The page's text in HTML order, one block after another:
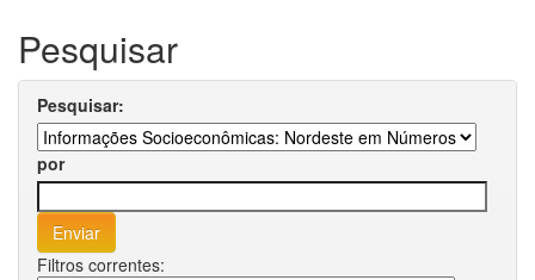
Pesquisar
Pesquisar:
por
Filtros correntes: